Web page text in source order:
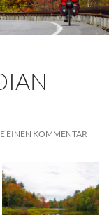
EINEN KOMMENTAR